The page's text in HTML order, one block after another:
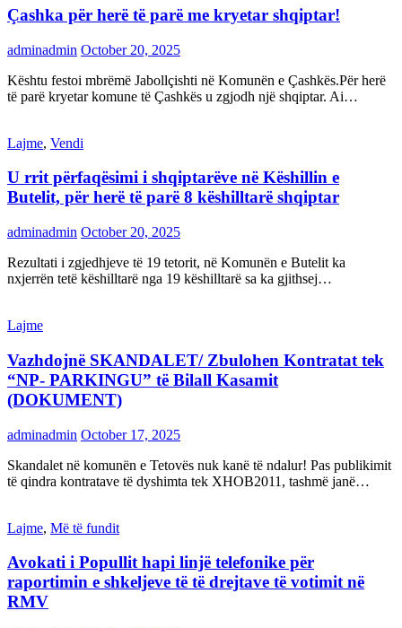
Çashka për herë të parë me kryetar shqiptar!
adminadmin October 20, 2025
Kështu festoi mbrëmë Jabollçishti në Komunën e Çashkës.Për herë
të parë kryetar komune të Çashkës u zgjodh një shqiptar. Ai…
Lajme, Vendi
U rrit përfaqësimi i shqiptarëve në Këshillin e
Butelit, për herë të parë 8 këshilltarë shqiptar
adminadmin October 20, 2025
Rezultati i zgjedhjeve të 19 tetorit, në Komunën e Butelit ka
nxjerrën tetë këshilltarë nga 19 këshilltarë sa ka gjithsej…
Lajme
Vazhdojnë SKANDALET/ Zbulohen Kontratat tek
“NP- PARKINGU” të Bilall Kasamit
(DOKUMENT)
adminadmin October 17, 2025
Skandalet në komunën e Tetovës nuk kanë të ndalur! Pas publikimit
të qindra kontratave të dyshimta tek XHOB2011, tashmë janë…
Lajme, Më të fundit
Avokati i Popullit hapi linjë telefonike për
raportimin e shkeljeve të të drejtave të votimit në
RMV